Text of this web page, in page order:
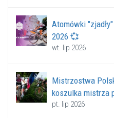
Atomówki
2026 💞
wt. lip 2026
Mistrzostwa
koszulka mistrza
pt. lip 2026